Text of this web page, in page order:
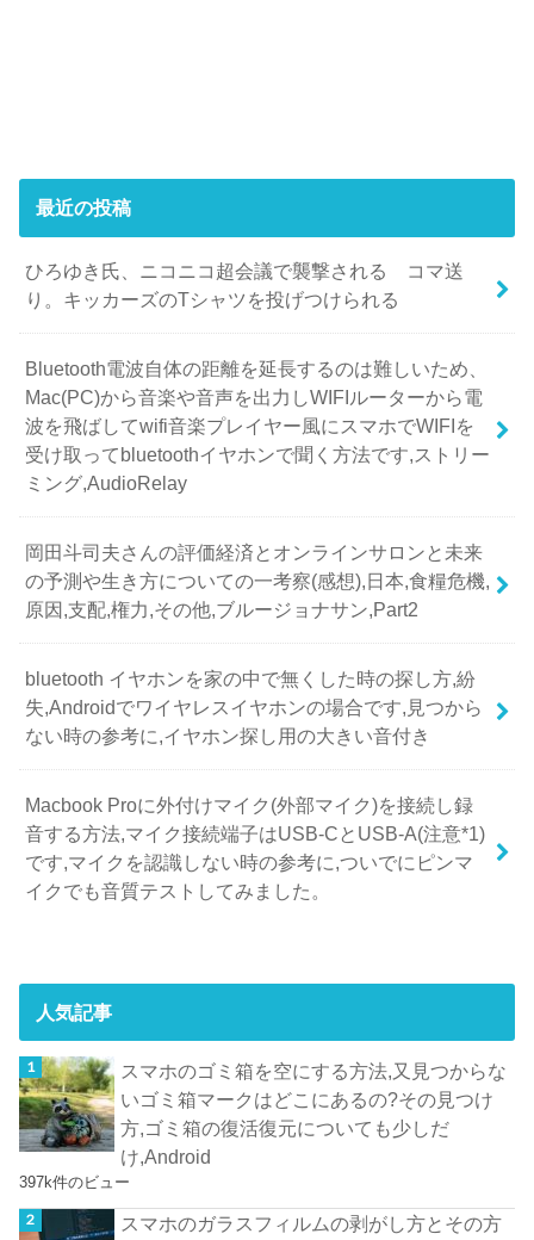
最近の投稿
ひろゆき氏、ニコニコ超会議で襲撃される コマ送
り。キッカーズのTシャツを投げつけられる
Bluetooth電波自体の距離を延長するのは難しいため、
Mac(PC)から音楽や音声を出力しWIFIルーターから電
波を飛ばしてwifi音楽プレイヤー風にスマホでWIFIを
受け取ってbluetoothイヤホンで聞く方法です,ストリー
ミング,AudioRelay
岡田斗司夫さんの評価経済とオンラインサロンと未来
の予測や生き方についての一考察(感想),日本,食糧危機,
原因,支配,権力,その他,ブルージョナサン,Part2
bluetooth イヤホンを家の中で無くした時の探し方,紛
失,Androidでワイヤレスイヤホンの場合です,見つから
ない時の参考に,イヤホン探し用の大きい音付き
Macbook Proに外付けマイク(外部マイク)を接続し録
音する方法,マイク接続端子はUSB-CとUSB-A(注意*1)
です,マイクを認識しない時の参考に,ついでにピンマ
イクでも音質テストしてみました。
人気記事
スマホのゴミ箱を空にする方法,又見つからな
いゴミ箱マークはどこにあるの?その見つけ
方,ゴミ箱の復活復元についても少しだ
け,Android
397k件のビュー
スマホのガラスフィルムの剥がし方とその方